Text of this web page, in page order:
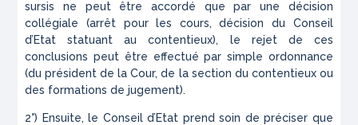
sursis ne peut être accordé que par une décision
collégiale (arrêt pour les cours, décision du Conseil
d’Etat statuant au contentieux), le rejet de ces
conclusions peut être effectué par simple ordonnance
(du président de la Cour, de la section du contentieux ou
des formations de jugement).
2°) Ensuite, le Conseil d’Etat prend soin de préciser que